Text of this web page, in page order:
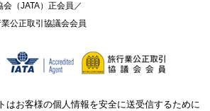
（JATA）正会員／
公正取引協議会会員
はお客様の個人情報を安全に送受信するために